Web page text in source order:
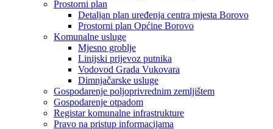
Prostorni plan
Detaljan plan uređenja centra mjesta Borovo
Prostorni plan Općine Borovo
Komunalne usluge
Mjesno groblje
Linijski prijevoz putnika
Vodovod Grada Vukovara
Dimnjačarske usluge
Gospodarenje poljoprivrednim zemljištem
Gospodarenje otpadom
Registar komunalne infrastrukture
Pravo na pristup informacijama